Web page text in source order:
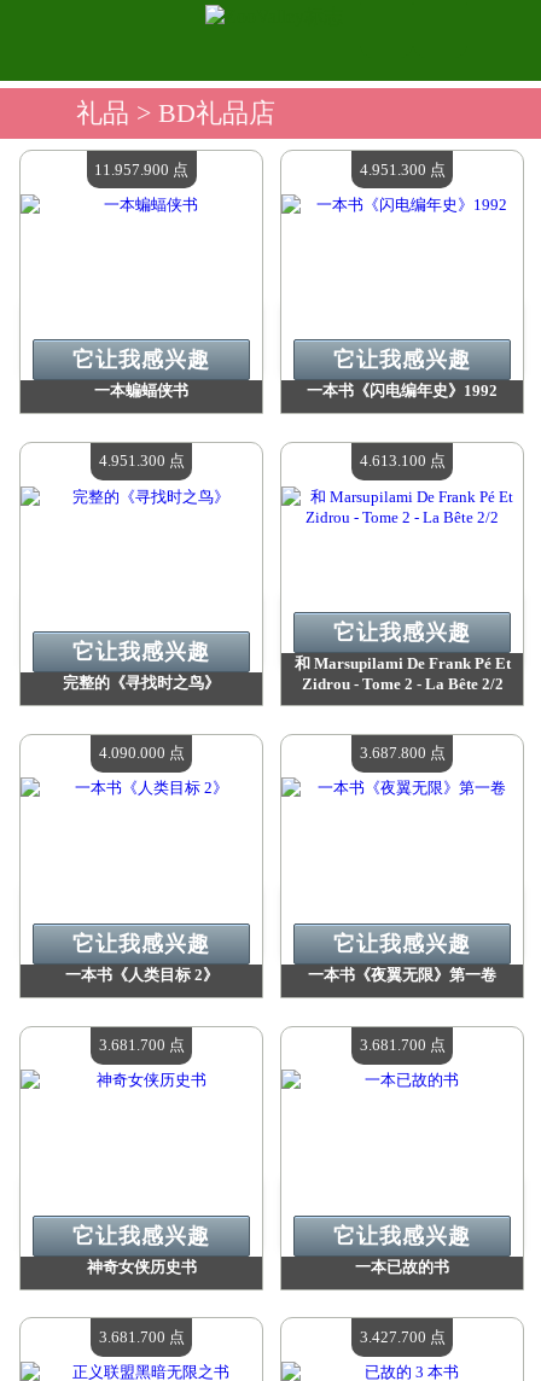
礼品 > BD礼品店
一本蝙蝠侠书
现有数量：4
它让我感兴趣
11.957.900 点
一本书《闪电编年史》1992
现有数量：4
它让我感兴趣
4.951.300 点
完整的《寻找时之鸟》
现有数量：4
它让我感兴趣
4.951.300 点
和 Marsupilami De Frank Pé Et
Zidrou - Tome 2 - La Bête 2/2
现有数量：4
它让我感兴趣
4.613.100 点
一本书《人类目标 2》
现有数量：4
它让我感兴趣
4.090.000 点
一本书《夜翼无限》第一卷
现有数量：4
它让我感兴趣
3.687.800 点
神奇女侠历史书
现有数量：4
它让我感兴趣
3.681.700 点
一本已故的书
现有数量：4
它让我感兴趣
3.681.700 点
3.681.700 点 3.427.700 点